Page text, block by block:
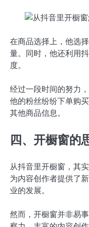
在商品选择上，他选
量。同时，他还利用
度。
经过一段时间的努力
他的粉丝纷纷下单购
其他商品信息。
四、开橱窗的
从抖音里开橱窗，其
为内容创作者提供了
业的发展。
然而，开橱窗并非易